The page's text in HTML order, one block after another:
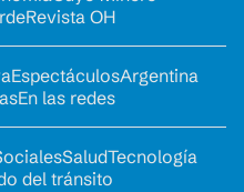
Revista OH
EspectáculosArgentina
En las redes
SaludTecnología
del tránsito